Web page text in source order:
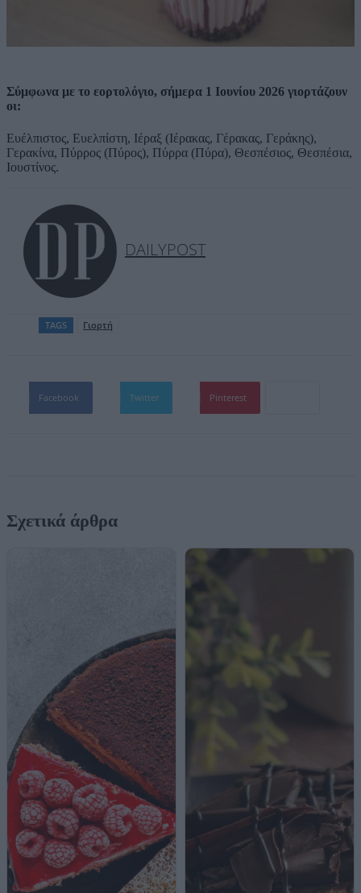
Σύμφωνα με το εορτολόγιο, σήμερα 1 Ιουνίου 2026 γιορτάζουν
οι:
Ευέλπιστος, Ευελπίστη, Ιέραξ (Ιέρακας, Γέρακας, Γεράκης),
Γερακίνα, Πύρρος (Πύρος), Πύρρα (Πύρα), Θεσπέσιος, Θεσπέσια,
Ιουστίνος.
DAILYPOST
TAGS Γιορτή
Facebook Twitter Pinterest
Σχετικά άρθρα